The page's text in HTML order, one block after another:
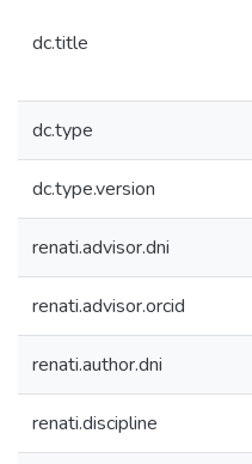
dc.title
dc.type
dc.type.version
renati.advisor.dni
renati.advisor.orcid
renati.author.dni
renati.discipline